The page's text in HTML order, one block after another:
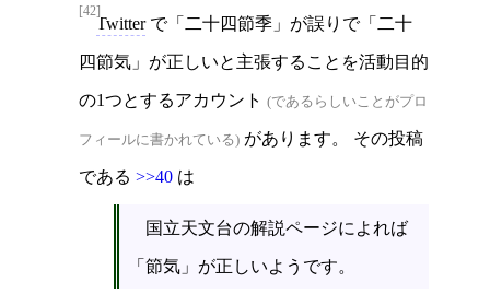
[42]
Twitterで「二十四節季」が誤りで「二十
四節気」が正しいと主張することを活動目的
の1つとするアカウント (であるらしいことがプロ
フィールに書かれている) があります。 その投稿
である >>40 は
国立天文台の解説ページによれば
「節気」が正しいようです。